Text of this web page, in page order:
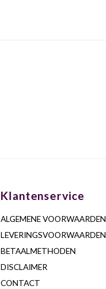
Klantenservice
ALGEMENE VOORWAARDEN
LEVERINGSVOORWAARDEN
BETAALMETHODEN
DISCLAIMER
CONTACT